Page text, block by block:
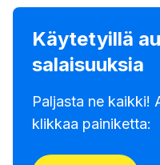
Käytetyillä
salaisuuksia
Paljasta ne kaikki!
klikkaa painiketta: